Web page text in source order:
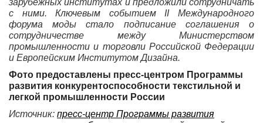
зарубежных институтах и предложили сотрудничать
с ними. Ключевым событием II Международного
форума моды стало подписание соглашения о
сотрудничестве между Министерством
промышленности и торговли Российской Федерации
и Европейским Институтом Дизайна.
Фото предоставлены пресс-центром Программы
развития конкурентоспособности текстильной и
легкой промышленности России
Источник: пресс-центр Программы развития